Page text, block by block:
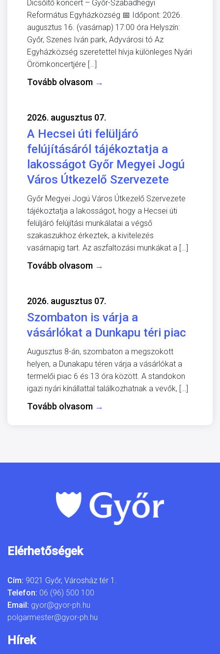
Dicsőítő koncert – Győr-Szabadhegyi
Református Egyházközség 📅 Időpont: 2026.
augusztus 16. (vasárnap) 17:00 óra Helyszín:
Győr, Szenes Iván park, Adyvárosi tó Az
Egyházközség szeretettel hívja különleges Nyári
Örömkoncertjére […]
Tovább olvasom →
2026. augusztus 07.
A Hecsei úti felüljáró
felújításáról tájékoztatja a
lakosságot Győr Megyei Jogú
Város Útkezelő Szervezete
Győr Megyei Jogú Város Útkezelő Szervezete
tájékoztatja a lakosságot, hogy a Hecsei úti
felüljáró felújítási munkálatai a végső
szakaszukhoz érkeztek, a kivitelezés
vasárnapig tart. Az aszfaltozási munkákat a […]
Tovább olvasom →
2026. augusztus 07.
Szombaton is várja a
vásárlókat a Dunkapu téri piac
Augusztus 8-án, szombaton a megszokott
helyen, a Dunakapu téren várja a vásárlókat a
termelői piac 6 és 13 óra között. A standokon
igazi nyári kínállattal találkozhatnak a vevők, […]
Tovább olvasom →
Elérhetőségek
Cím: 9021 Győr, Városház tér 1.
Telefon: 06 (96) 500 100
Email: gyor@gyor-ph.hu
polgarmester@gyor-ph.hu
Hírek